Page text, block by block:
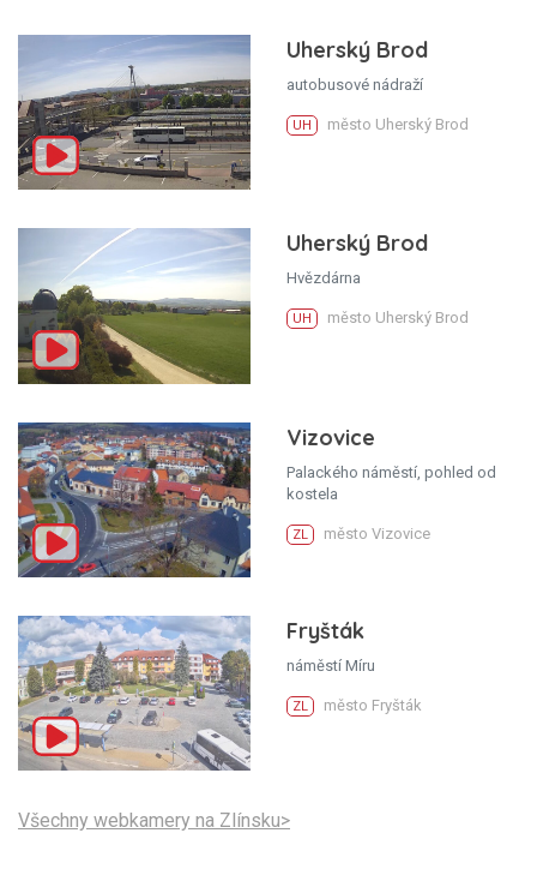
Uherský Brod
autobusové nádraží
UH město Uherský Brod
Uherský Brod
Hvězdárna
UH město Uherský Brod
Vizovice
Palackého náměstí, pohled od
kostela
ZL město Vizovice
Fryšták
náměstí Míru
ZL město Fryšták
Všechny webkamery na Zlínsku>